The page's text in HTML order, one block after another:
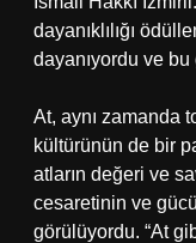
dayanıklılığı
dayanıyordu ve
At, aynı zamanda
kültürünün de bir
atların değeri ve
cesaretinin ve
görülüyordu. “At